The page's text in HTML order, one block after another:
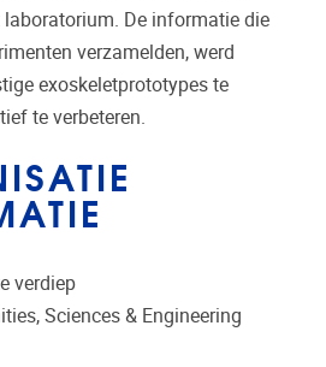
De informatie die
verzamelden, werd
exoskeletprototypes te
te verbeteren.
verdiep
Sciences & Engineering